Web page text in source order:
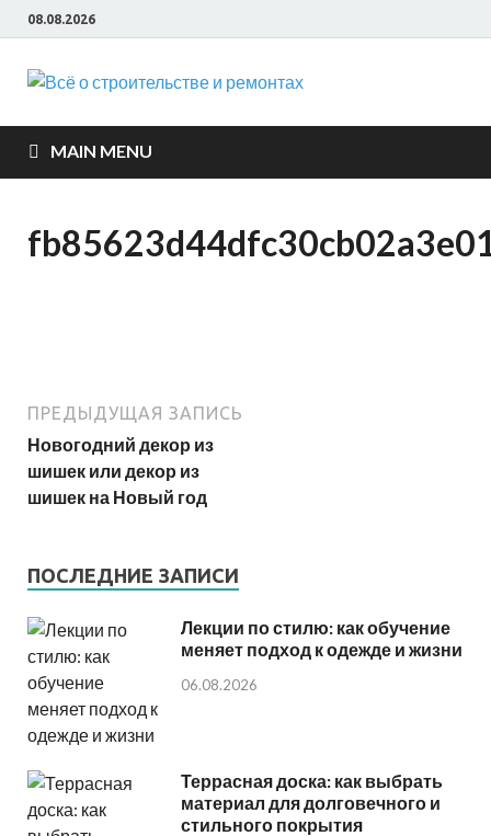
08.08.2026
Всё о
MAIN MENU
ПРЕДЫДУЩАЯ ЗАПИСЬ
Новогодний декор из
шишек или декор из
шишек на Новый год
ПОСЛЕДНИЕ ЗАПИСИ
Лекции по стилю: как обучение
меняет подход к одежде и жизни
06.08.2026
Террасная доска: как выбрать
материал для долговечного и
стильного покрытия